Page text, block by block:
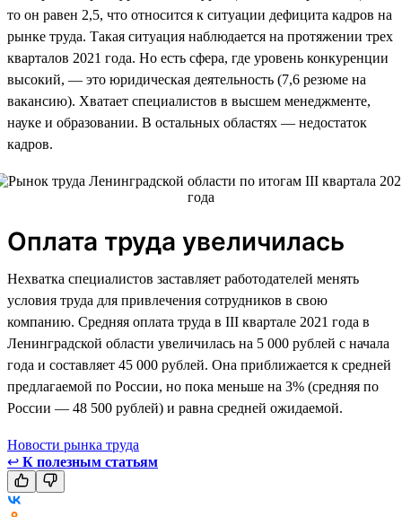
то он равен 2,5, что относится к ситуации дефицита кадров на
рынке труда. Такая ситуация наблюдается на протяжении трех
кварталов 2021 года. Но есть сфера, где уровень конкуренции
высокий, — это юридическая деятельность (7,6 резюме на
вакансию). Хватает специалистов в высшем менеджменте,
науке и образовании. В остальных областях — недостаток
кадров.
Оплата труда увеличилась
Нехватка специалистов заставляет работодателей менять
условия труда для привлечения сотрудников в свою
компанию. Средняя оплата труда в III квартале 2021 года в
Ленинградской области увеличилась на 5 000 рублей с начала
года и составляет 45 000 рублей. Она приближается к средней
предлагаемой по России, но пока меньше на 3% (средняя по
России — 48 500 рублей) и равна средней ожидаемой.
Новости рынка труда
↩ К полезным статьям